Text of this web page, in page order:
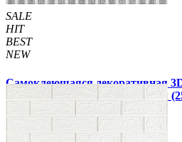
SALE
HIT
BEST
NEW
Самоклеющаяся декоративная
серебряную рейку 680x670x5мм
160 грн /шт